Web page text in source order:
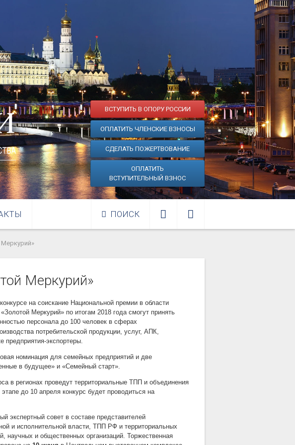
ВСТУПИТЬ В ОПОРУ РОССИИ
ОПЛАТИТЬ ЧЛЕНСКИЕ ВЗНОСЫ
СДЕЛАТЬ ПОЖЕРТВОВАНИЕ
ОПЛАТИТЬ
ВСТУПИТЕЛЬНЫЙ ВЗНОС
ПОИСК
Меркурий»
конкурсе на соискание Национальной премии в области
Меркурий» по итогам 2018 года смогут принять
персонала до 100 человек в сферах
потребительской продукции, услуг, АПК,
предприятия-экспортеры.
номинация для семейных предприятий и две
в будущее» и «Семейный старт».
в регионах проведут территориальные ТПП и объединения
до 10 апреля конкурс будет проводиться на
экспертный совет в составе представителей
и исполнительной власти, ТПП РФ и территориальных
научных и общественных организаций. Торжественная